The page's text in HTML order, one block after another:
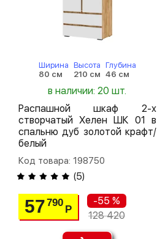
Ширина
80 см
Высота
210 см
Глубина
46 см
в наличии: 20 шт.
Распашной шкаф 2-х
створчатый Хелен ШК 01 в
спальню дуб золотой крафт/
белый
Код товара: 198750
(5)
57790
Р
-55 %
128 420